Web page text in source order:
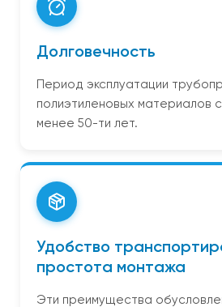
Долговечность
Период эксплуатации
полиэтиленовых материалов
менее 50-ти лет.
Удобство
простота монтажа
Эти преимущества